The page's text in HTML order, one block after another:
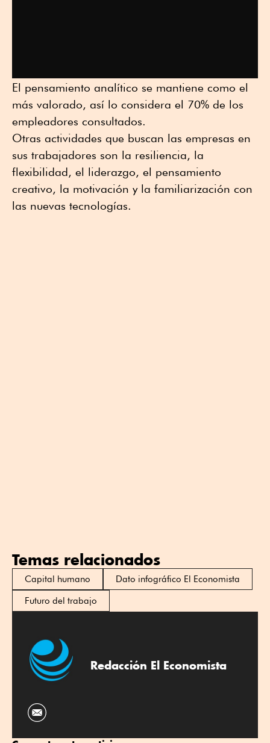
El pensamiento analítico se mantiene como el
más valorado, así lo considera el 70% de los
empleadores consultados.
Otras actividades que buscan las empresas en
sus trabajadores son la resiliencia, la
flexibilidad, el liderazgo, el pensamiento
creativo, la motivación y la familiarización con
las nuevas tecnologías.
Temas relacionados
Capital humano
Dato infográfico El Economista
Futuro del trabajo
Redacción El Economista